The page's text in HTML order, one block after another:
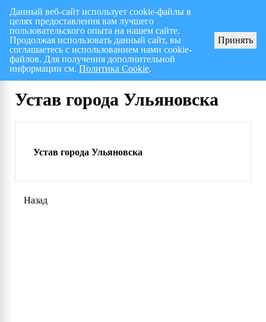
Перспективный план работ на I полугодие 2026 г.
Устав города Ульяновска
Устав города Ульяновска
Назад
Данный веб-сайт использует cookie-файлы в
целях предоставления вам лучшего
пользовательского опыта на нашем сайте.
Продолжая использовать данный сайт, вы
соглашаетесь с использованием нами cookie-
файлов. Для получения дополнительной
информации см.Политика Cookie.
Принять